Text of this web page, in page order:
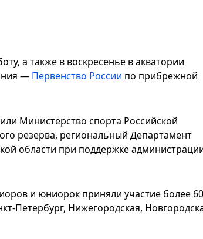
а также в воскресенье в акватории
— Первенство России по прибрежной
Министерство спорта Российской
резерва, региональный Департамент
области при поддержке
и юниорок приняли участие более 60
Петербург, Нижегородская,